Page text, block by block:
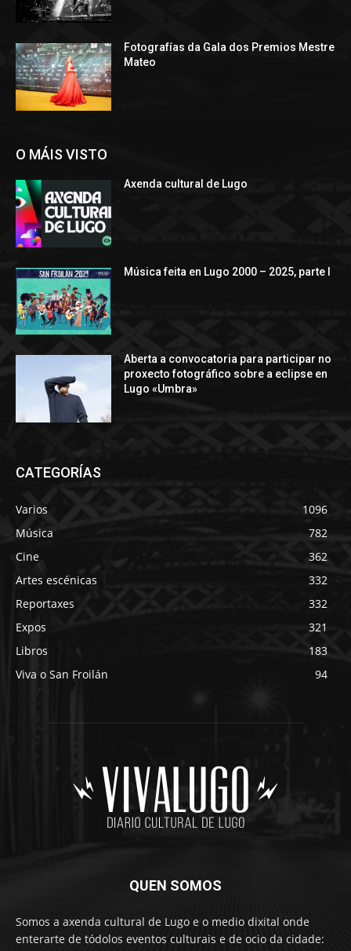
Fotografías da Gala dos Premios Mestre
Mateo
O MÁIS VISTO
Axenda cultural de Lugo
Música feita en Lugo 2000 – 2025, parte I
Aberta a convocatoria para participar no
proxecto fotográfico sobre a eclipse en
Lugo «Umbra»
CATEGORÍAS
Varios
1096
Música
782
Cine
362
Artes escénicas
332
Reportaxes
332
Expos
321
Libros
183
Viva o San Froilán
94
QUEN SOMOS
Somos a axenda cultural de Lugo e o medio dixital onde
enterarte de tódolos eventos culturais e de ocio da cidade: